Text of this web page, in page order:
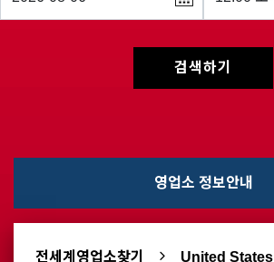
검색하기
영업소 정보안내
전세계영업소찾기 United States